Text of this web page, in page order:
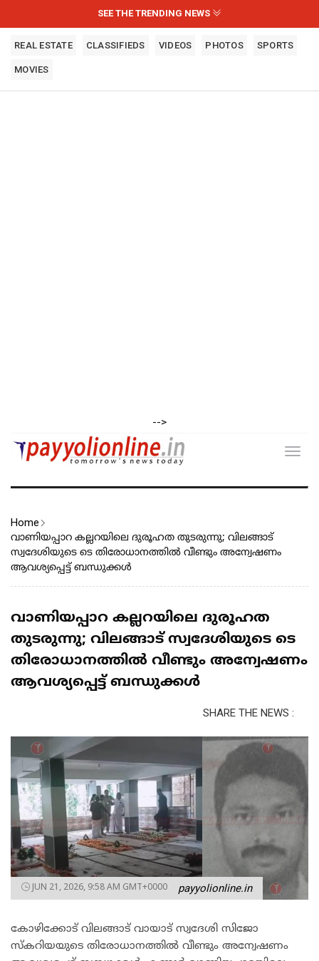
SEE THE TRENDING NEWS
REAL ESTATE CLASSIFIEDS VIDEOS PHOTOS SPORTS
MOVIES
-->
Home
വാണിയപ്പാറ കല്ലറയിലെ ദുരൂഹത തുടരുന്നു; വിലങ്ങാട്
സ്വദേശിയുടെ ടെ തിരോധാനത്തിൽ വീണ്ടും അന്വേഷണം
ആവശ്യപ്പെട്ട് ബന്ധുക്കൾ
വാണിയപ്പാറ കല്ലറയിലെ ദുരൂഹത
തുടരുന്നു; വിലങ്ങാട് സ്വദേശിയുടെ ടെ
തിരോധാനത്തിൽ വീണ്ടും അന്വേഷണം
ആവശ്യപ്പെട്ട് ബന്ധുക്കൾ
SHARE THE NEWS :
JUN 21, 2026, 9:58 AM GMT+0000 payyolionline.in
കോഴിക്കോട് വിലങ്ങാട് വായാട് സ്വദേശി സിജോ
സ്കറിയയുടെ തിരോധാനത്തിൽ വീണ്ടും അന്വേഷണം